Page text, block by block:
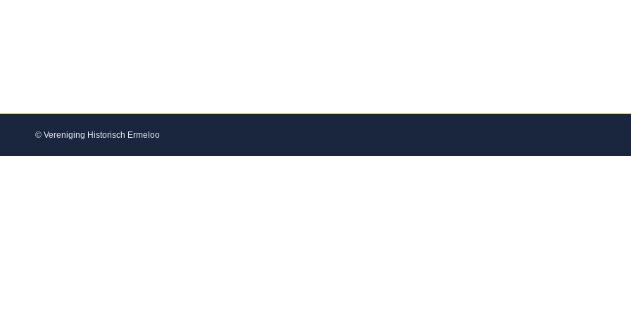
© Vereniging Historisch Ermeloo